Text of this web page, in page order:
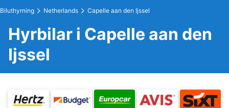
Biluthyrning Netherlands Capelle aan den Ijssel
Hyrbilar i Capelle aan den
Ijssel